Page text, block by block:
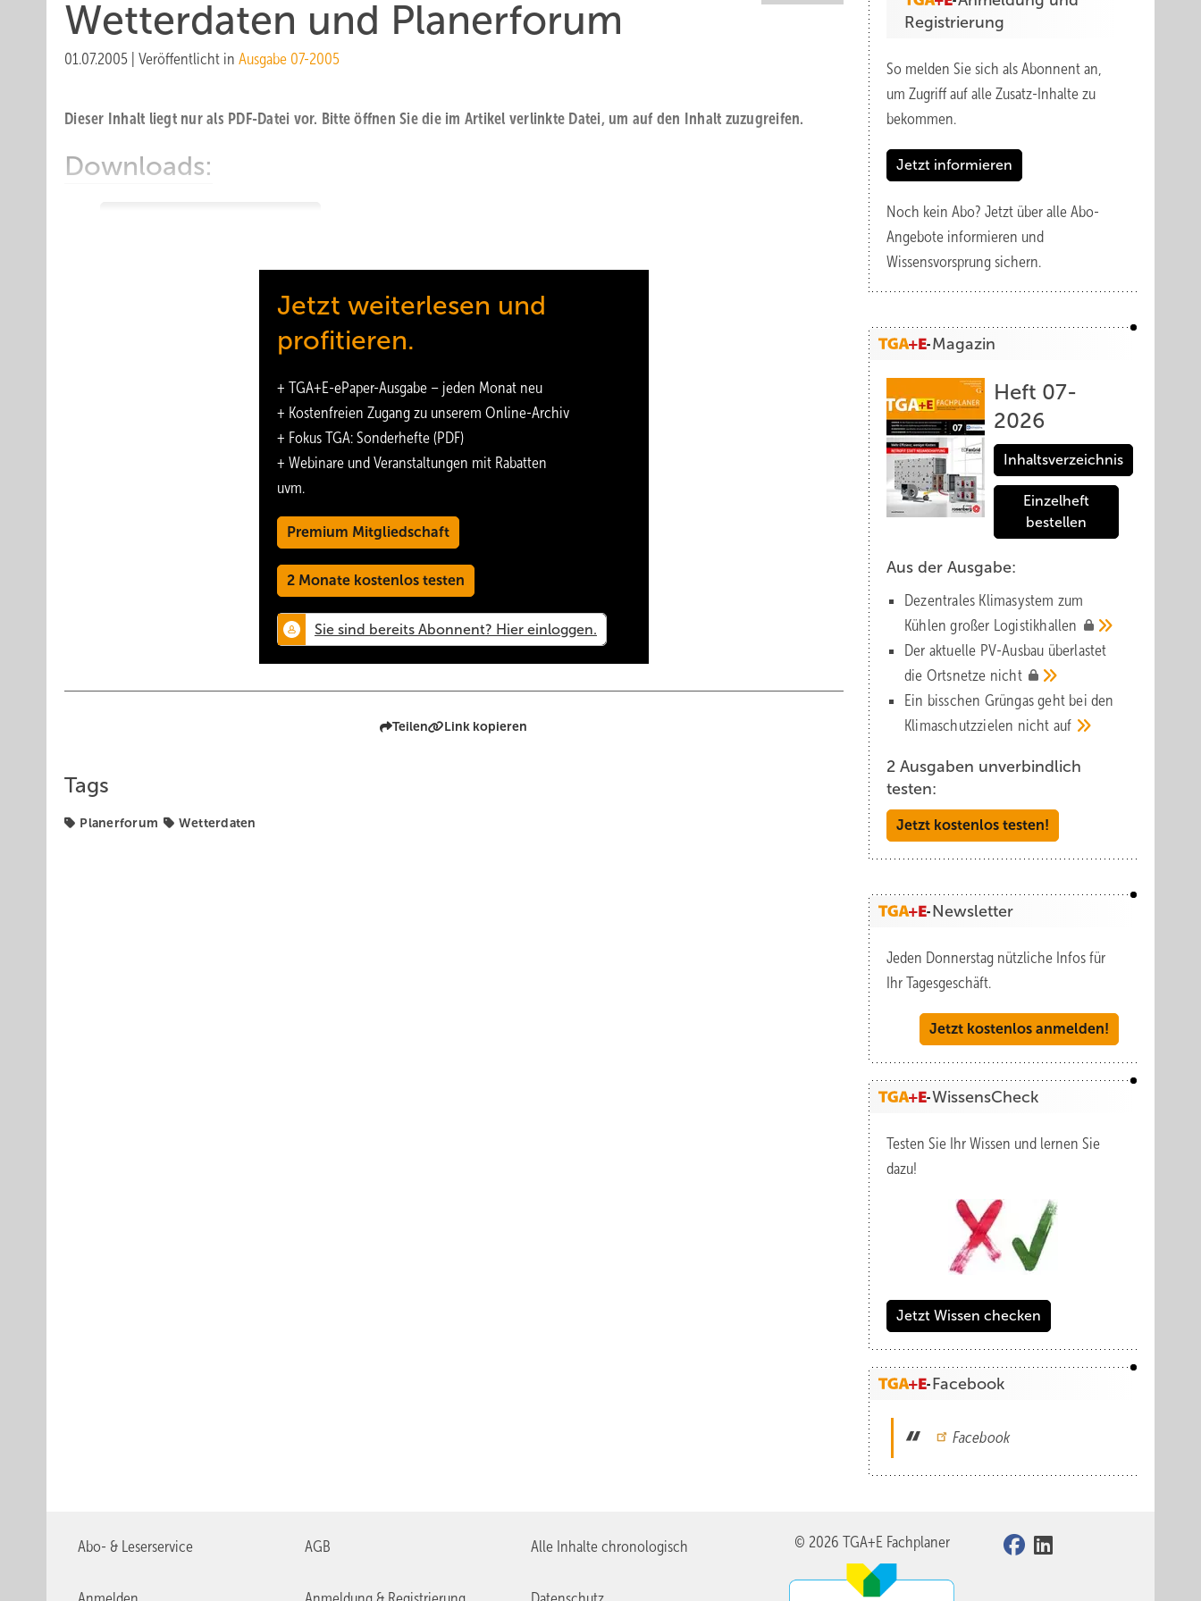
Wetterdaten und Planerforum
01.07.2005 Veröffentlicht in Ausgabe 07-2005
Dieser Inhalt liegt nur als PDF-Datei vor. Bitte öffnen Sie die im Artikel verlinkte Datei, um auf den Inhalt zuzugreifen.
Downloads:
Jetzt weiterlesen und
profitieren.
+ TGA+E-ePaper-Ausgabe – jeden Monat neu
+ Kostenfreien Zugang zu unserem Online-Archiv
+ Fokus TGA: Sonderhefte (PDF)
+ Webinare und Veranstaltungen mit Rabatten
uvm.
Premium Mitgliedschaft
2 Monate kostenlos testen
Teilen Link kopieren
Tags
Planerforum Wetterdaten
Registrierung
So melden Sie sich als Abonnent an,
um Zugriff auf alle Zusatz-Inhalte zu
bekommen.
Jetzt informieren
Noch kein Abo? Jetzt über alle Abo-
Angebote informieren und
Wissensvorsprung sichern.
Magazin
Heft 07-
2026
Inhaltsverzeichnis
Einzelheft
bestellen
Aus der Ausgabe:
Dezentrales Klimasystem zum
Kühlen großer Logistik­hallen
Der aktuelle PV-Ausbau über­lastet
die Orts­netze nicht
Ein bisschen Grüngas geht bei den
Klima­schutz­zielen nicht auf
2 Ausgaben unverbindlich
testen:
Jetzt kostenlos testen!
Newsletter
Jeden Donnerstag nützliche Infos für
Ihr Tagesgeschäft.
Jetzt kostenlos anmelden!
WissensCheck
Testen Sie Ihr Wissen und lernen Sie
dazu!
Jetzt Wissen checken
Facebook
Facebook
Abo- & Leserservice AGB Alle Inhalte chronologisch © 2026 TGA+E Fachplaner